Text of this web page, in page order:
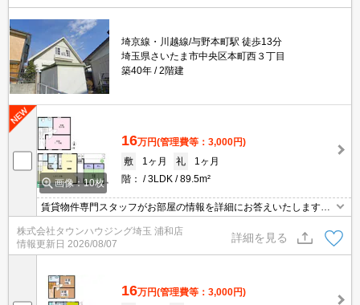
埼京線・川越線/与野本町駅 徒歩13分
埼玉県さいたま市中央区本町西３丁目
築40年
2階建
画像：10枚
16万円(管理費等：3,000円)
敷
1ヶ月 礼
1ヶ月
階：
3LDK 89.5m²
賃貸物件専門スタッフがお部屋の情報を詳細にお答えいたします。
お問合わせはタウンハウジング浦和店まで♪
株式会社タウンハウジング埼玉 浦和店
情報更新日 2026/08/07
詳細を見る
16万円(管理費等：3,000円)